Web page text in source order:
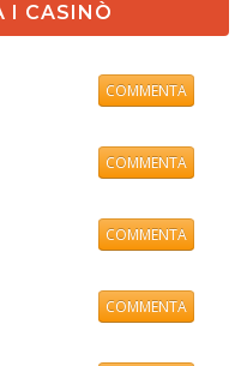
I CASINÒ
COMMENTA
COMMENTA
COMMENTA
COMMENTA